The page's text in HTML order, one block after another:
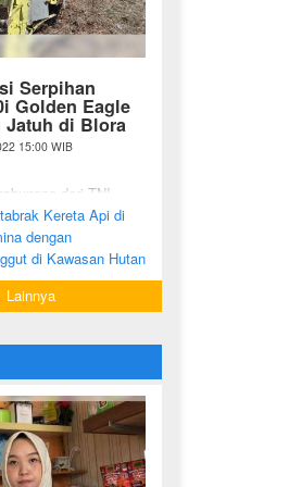
Serpihan
Golden Eagle
Jatuh di Blora
15:00 WIB
dari TNI,
sekitar terus
terhadap serpihan
Golden ...
Kereta Api di
dengan
di Kawasan Hutan
Bojonegoro
Lainnya